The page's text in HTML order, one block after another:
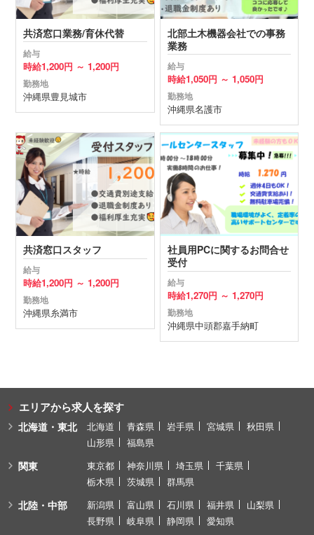
共済窓口業務/育休代替
給与
時給1,200円 ～ 1,200円
勤務地
沖縄県豊見城市
北部土木機器会社での事務
業務
給与
時給1,050円 ～ 1,050円
勤務地
沖縄県名護市
共済窓口スタッフ
給与
時給1,200円 ～ 1,200円
勤務地
沖縄県糸満市
社員用PCに関するお問合せ
受付
給与
時給1,270円 ～ 1,270円
勤務地
沖縄県中頭郡嘉手納町
エリアから求人を探す
北海道・東北 北海道 青森県 岩手県 宮城県
秋田県
山形県
福島県
関東 東京都 神奈川県 埼玉県
千葉県
栃木県
茨城県 群馬県
北陸・中部 新潟県 富山県 石川県 福井県
山梨県
長野県
岐阜県 静岡県 愛知県